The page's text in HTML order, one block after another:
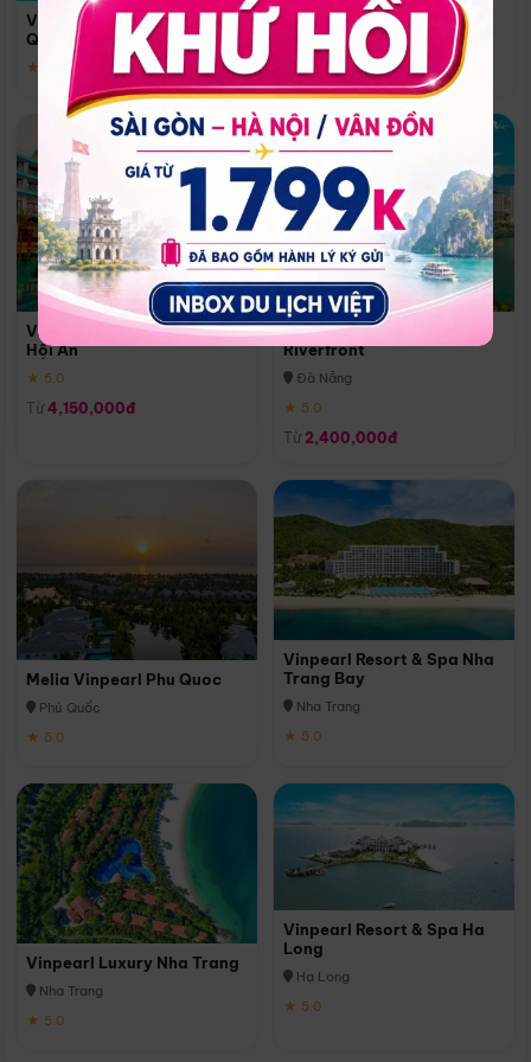
Vinpearl Resort & Spa Phu
Quoc
★ 5.0
Quoc
Phú Quốc
★ 5.0
Vinpearl Resort & Golf Nam
Hội An
★ 5.0
Từ 4,150,000đ
Melia Vinpearl Danang
Riverfront
Đà Nẵng
★ 5.0
Từ 2,400,000đ
Melia Vinpearl Phu Quoc
Phú Quốc
★ 5.0
Vinpearl Resort & Spa Nha
Trang Bay
Nha Trang
★ 5.0
Vinpearl Luxury Nha Trang
Nha Trang
★ 5.0
Vinpearl Resort & Spa Ha
Long
Hạ Long
★ 5.0